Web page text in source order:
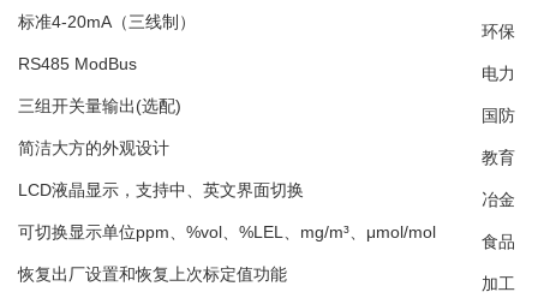
标准4-20mA（三线制）
RS485 ModBus
三组开关量输出(选配)
简洁大方的外观设计
LCD液晶显示，支持中、英文界面切换
可切换显示单位ppm、%vol、%LEL、mg/m³、μmol/mol
恢复出厂设置和恢复上次标定值功能
环保
电力
国防
教育
冶金
食品
加工